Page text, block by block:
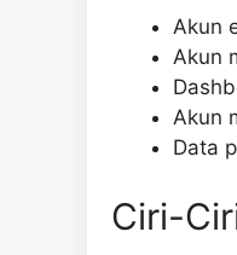
Akun
Akun
Akun
Data
Ciri-